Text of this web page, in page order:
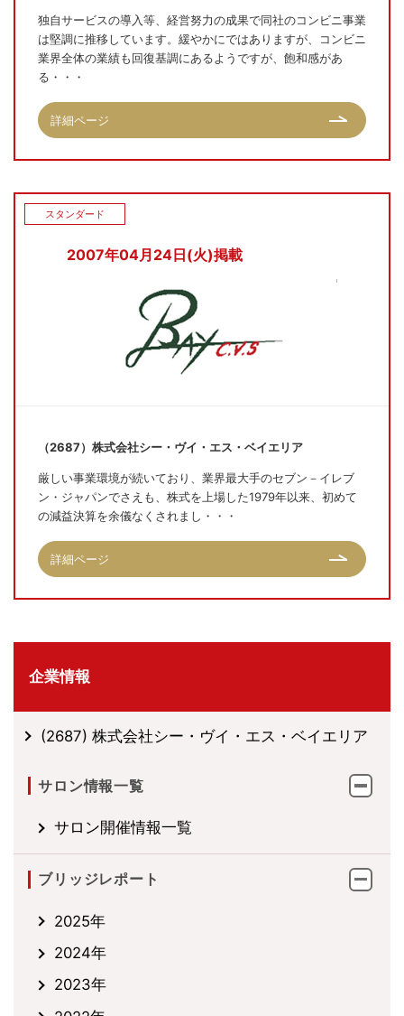
独自サービスの導入等、経営努力の成果で同社のコンビニ事業
は堅調に推移しています。緩やかにではありますが、コンビニ
業界全体の業績も回復基調にあるようですが、飽和感があ
る・・・
詳細ページ
2007年04月24日(火)掲載
スタンダード
（2687）株式会社シー・ヴイ・エス・ベイエリア
厳しい事業環境が続いており、業界最大手のセブン－イレブ
ン・ジャパンでさえも、株式を上場した1979年以来、初めて
の減益決算を余儀なくされまし・・・
詳細ページ
企業情報
(2687) 株式会社シー・ヴイ・エス・ベイエリア
サロン情報一覧
サロン開催情報一覧
ブリッジレポート
2025年
2024年
2023年